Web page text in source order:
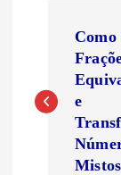
v
e
Mistos